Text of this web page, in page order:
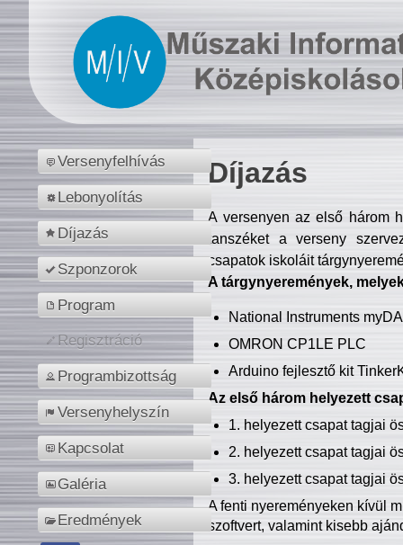
Versenyfelhívás
Lebonyolítás
Díjazás
Szponzorok
Program
Regisztráció
Programbizottság
Versenyhelyszín
Kapcsolat
Galéria
Eredmények
Díjazás
A versenyen az első három
tanszéket a verseny
csapatok iskoláit
A tárgynyeremények,
National Instruments
OMRON CP1LE PLC
Arduino fejlesztő kit
Az első három helyezett
1. helyezett csapat tagjai
2. helyezett csapat tagjai
3. helyezett csapat tagjai
A fenti nyereményeken kívül
szoftvert, valamint kisebb